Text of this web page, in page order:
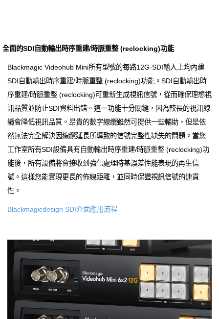
全面的SDI自動輸出時序重建/時脈重整 (reclocking)功能
Blackmagic Videohub Mini所有型號的每路12G-SDI輸入上均內建
SDI自動輸出時序重建/時脈重整 (reclocking)功能。SDI自動輸出時
序重建/時脈重整 (reclocking)可重新生成視訊信號，從而確保理想視
訊品質並防止SDI資料出錯。這一功能十分關鍵，因為較長的視訊線
纜會降低視訊品質。昂貴的數字線纜雖然可提供一些輔助，但是依
然無法完全解決因線纜延長所導致的信號完整性缺失的問題。當您
工作室所有SDI設備具有自動輸出時序重建/時脈重整 (reclocking)功
能後，所有設備將會接收到強化處理時基誤差性能表現的再生信
號。這樣您能實現更長的佈線距離，並同時保證視訊信號的連貫
性。
Blackmagicdesign SDI介面應用流程